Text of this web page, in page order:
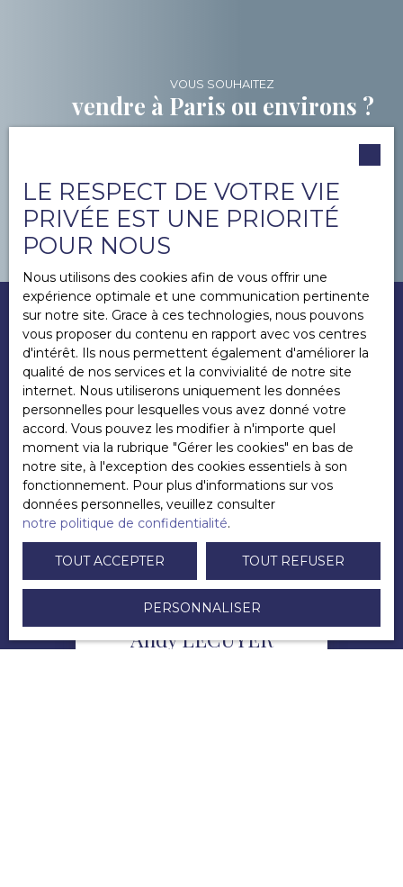
VOUS SOUHAITEZ
vendre à Paris ou environs ?
CONTACTEZ-NOUS
Andy LECUYER
LE RESPECT DE VOTRE VIE
PRIVÉE EST UNE PRIORITÉ
POUR NOUS
Nous utilisons des cookies afin de vous offrir une
expérience optimale et une communication pertinente
sur notre site. Grace à ces technologies, nous pouvons
vous proposer du contenu en rapport avec vos centres
d'intérêt. Ils nous permettent également d'améliorer la
qualité de nos services et la convivialité de notre site
internet. Nous utiliserons uniquement les données
personnelles pour lesquelles vous avez donné votre
accord. Vous pouvez les modifier à n'importe quel
moment via la rubrique ″Gérer les cookies″ en bas de
notre site, à l'exception des cookies essentiels à son
fonctionnement. Pour plus d'informations sur vos
données personnelles, veuillez consulter
notre politique de confidentialité.
TOUT ACCEPTER TOUT REFUSER
PERSONNALISER